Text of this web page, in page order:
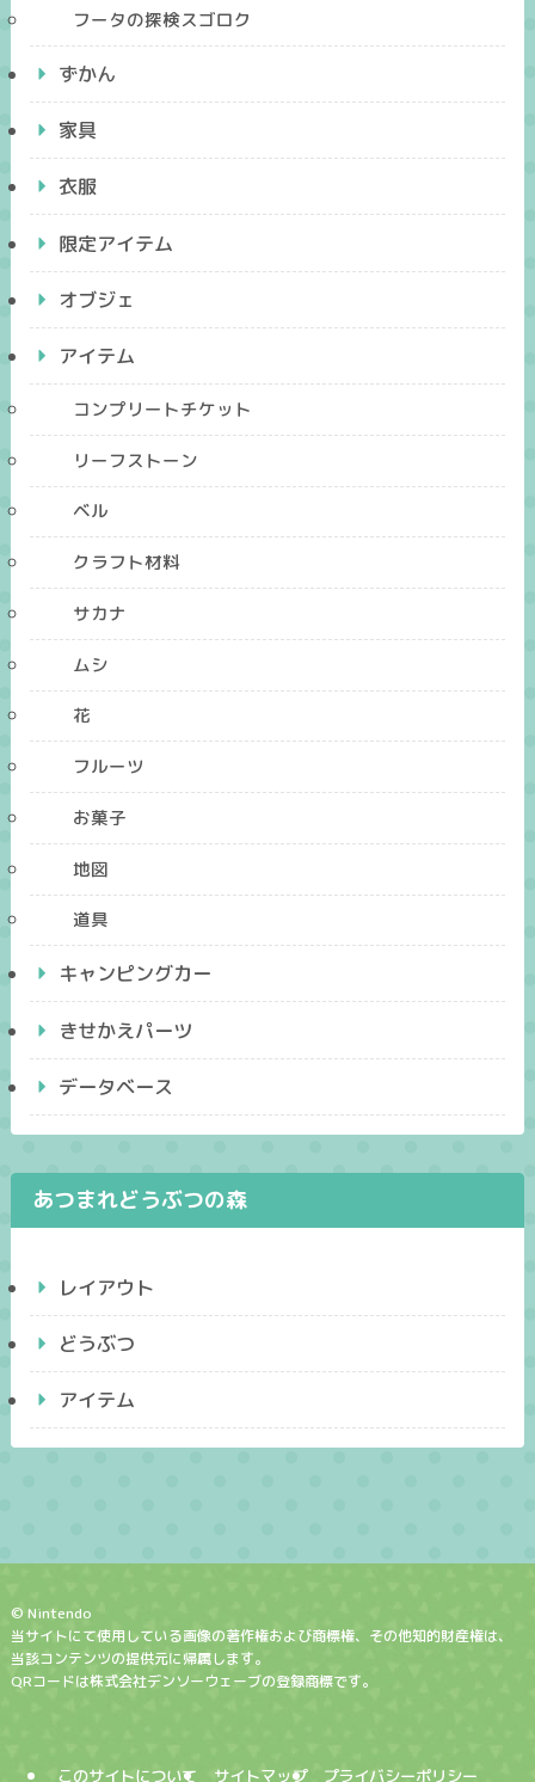
フータの探検スゴロク
ずかん
家具
衣服
限定アイテム
オブジェ
アイテム
コンプリートチケット
リーフストーン
ベル
クラフト材料
サカナ
ムシ
花
フルーツ
お菓子
地図
道具
キャンピングカー
きせかえパーツ
データベース
あつまれどうぶつの森
レイアウト
どうぶつ
アイテム
© Nintendo
当サイトにて使用している画像の著作権および商標権、その他知的財産権は、
当該コンテンツの提供元に帰属します。
QRコードは株式会社デンソーウェーブの登録商標です。
このサイトについて サイトマップ プライバシーポリシー